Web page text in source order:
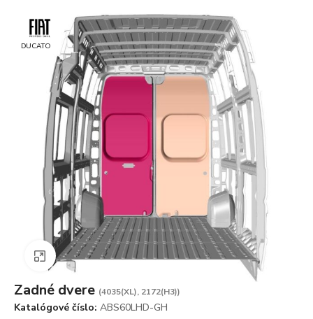
DUCATO
Zväčšiť obrázok
Zadné dvere (4035(XL), 2172(H3))
Katalógové číslo: ABS60LHD-GH